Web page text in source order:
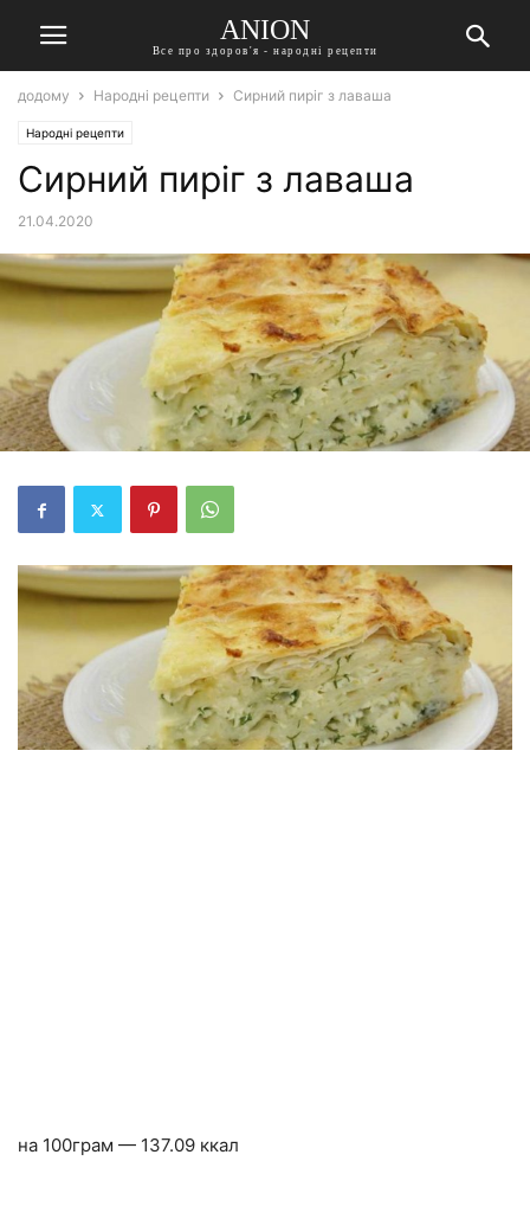
ANION
Все про здоров'я - народні рецепти
додому Народні рецепти Сирний пиріг з лаваша
Народні рецепти
Сирний пиріг з лаваша
21.04.2020
на 100грам — 137.09 ккал